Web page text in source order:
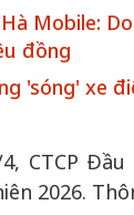
Mobile:
đồng
'sóng' xe
4, CTCP
2026.